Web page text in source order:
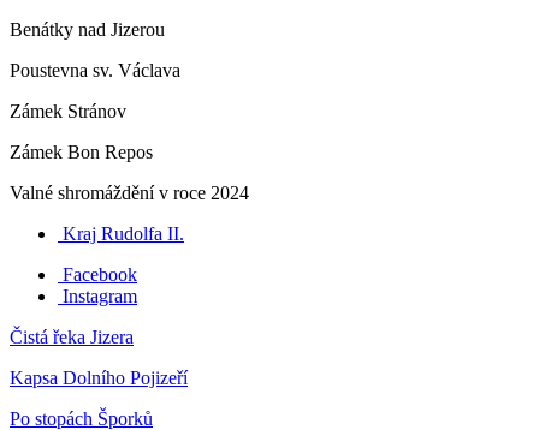
Benátky nad Jizerou
Poustevna sv. Václava
Zámek Stránov
Zámek Bon Repos
Valné shromáždění v roce 2024
Kraj Rudolfa II.
Facebook
Instagram
Čistá řeka Jizera
Kapsa Dolního Pojizeří
Po stopách Šporků